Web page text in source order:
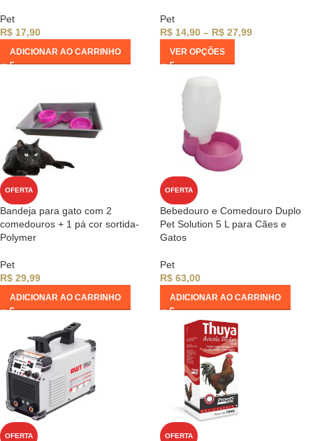
Pet
R$ 17,90
ADICIONAR AO CARRINHO
Pet
R$14,90 – R$27,99
VER OPÇÕES
OFERTA
Bandeja para gato com 2
comedouros + 1 pá cor sortida-
Polymer
Pet
R$ 29,99
ADICIONAR AO CARRINHO
OFERTA
Bebedouro e Comedouro Duplo
Pet Solution 5 L para Cães e
Gatos
Pet
R$63,00
ADICIONAR AO CARRINHO
OFERTA OFERTA